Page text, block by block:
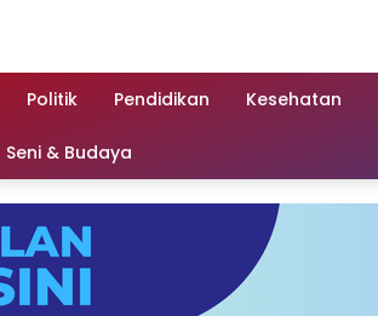
Politik Pendidikan Kesehatan
Seni & Budaya